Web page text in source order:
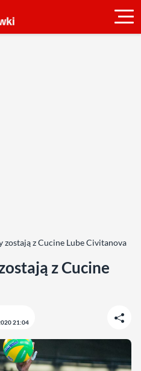
zostają z Cucine Lube Civitanova
z Cucine
21:04